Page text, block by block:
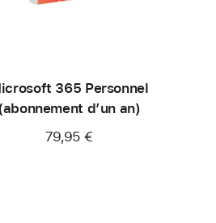
365 Personnel
d’un an)
79,95 €